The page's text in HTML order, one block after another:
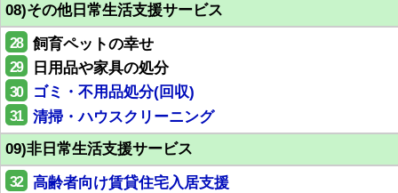
08)その他日常生活支援サービス
28 飼育ペットの幸せ
29 日用品や家具の処分
30 ゴミ・不用品処分(回収)
31
清掃・ハウスクリーニング
09)非日常生活支援サービス
32 高齢者向け賃貸住宅入居支援